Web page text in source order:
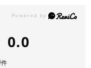
0.0
件